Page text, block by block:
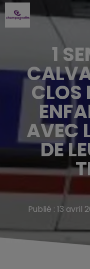
1
CLOS
AVEC
DE
Publié : 13 avril